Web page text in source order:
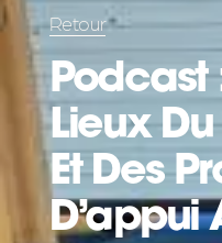
Retour
Podcast
Lieux
Et Des
D’appui